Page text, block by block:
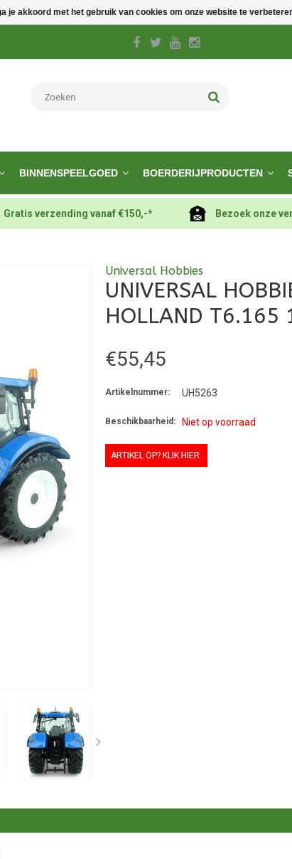
BINNENSPEELGOED BOERDERIJPRODUCTEN
Gratis verzending vanaf €150,-* Bezoek onze
Universal Hobbies
UNIVERSAL
HOLLAND T6.165
€55,45
Artikelnummer: UH5263
Beschikbaarheid: Niet op voorraad
ARTIKEL OP? KLIK HIER.
je akkoord met het gebruik van cookies om onze website te